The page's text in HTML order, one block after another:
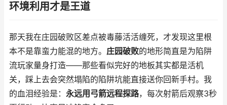
环境利用才是王道
那天我在庄园破败区差点被毒藤活活缠死，才发现这里根
本不是靠蛮力能混的地方。 庄园破败的地形简直是为陷阱
流玩家量身打造——那些看似完好的地板其实都是活机
关，踩上去会突然塌陷的陷阱坑能直接送你回新手村。我
的血泪经验是： 永远用弓箭远程探路，每次射箭后观察3秒